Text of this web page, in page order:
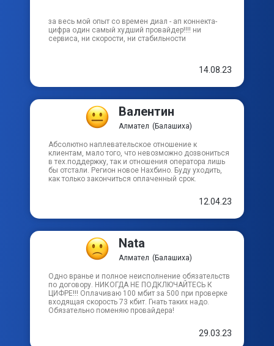
за весь мой опыт со времен диал - ап коннекта-
цифра один самый худший провайдер!!!! ни
сервиса, ни скорости, ни стабильности
14.08.23
Валентин
Алмател (Балашиха)
Абсолютно наплевательское отношение к
клиентам, мало того, что невозможно дозвониться
в тех.поддержку, так и отношения оператора лишь
бы отстали. Регион новое Нахбино. Буду уходить,
как только закончиться оплаченный срок.
12.04.23
Nata
Алмател (Балашиха)
Одно вранье и полное неисполнение обязательств
по договору. НИКОГДА НЕ ПОДКЛЮЧАЙТЕСЬ К
ЦИФРЕ!!! Оплачиваю 100 мбит за 500 при проверке
входящая скорость 73 кбит. Гнать таких надо.
Обязательно поменяю провайдера!
29.03.23